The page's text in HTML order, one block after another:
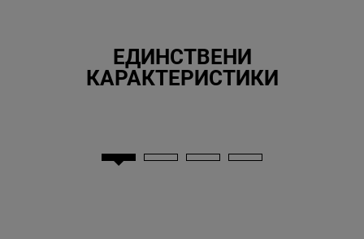
ЕДИНСТВЕНИ
КАРАКТЕРИСТИКИ